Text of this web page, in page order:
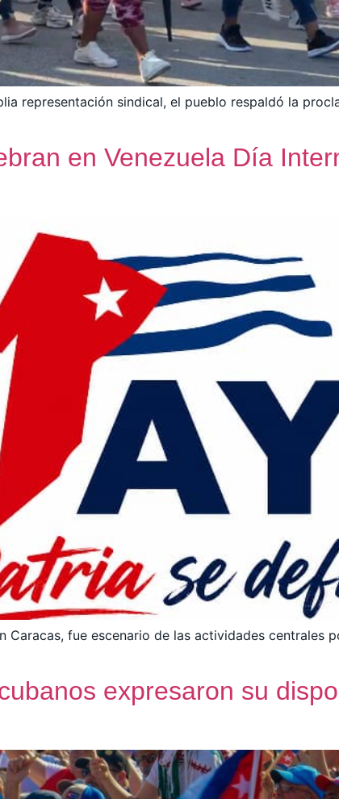
representación sindical, el pueblo respaldó la
en Venezuela Día
Caracas, fue escenario de las actividades centrales
expresaron su